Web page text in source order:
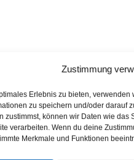
Zustimmung
Erlebnis zu bieten,
zu speichern und/oder darauf
zustimmst, können wir Daten wie das
verarbeiten. Wenn du deine
Merkmale und Funktionen